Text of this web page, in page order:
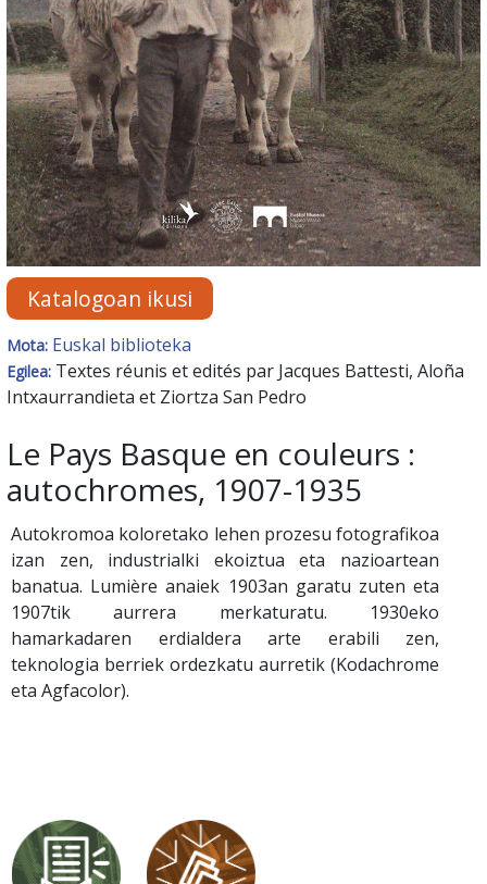
Katalogoan ikusi
Mota: Euskal biblioteka
Egilea: Textes réunis et edités par Jacques Battesti, Aloña
Intxaurrandieta et Ziortza San Pedro
Le Pays Basque en couleurs :
autochromes, 1907-1935
Autokromoa koloretako lehen prozesu fotografikoa
izan zen, industrialki ekoiztua eta nazioartean
banatua. Lumière anaiek 1903an garatu zuten eta
1907tik aurrera merkaturatu. 1930eko
hamarkadaren erdialdera arte erabili zen,
teknologia berriek ordezkatu aurretik (Kodachrome
eta Agfacolor).